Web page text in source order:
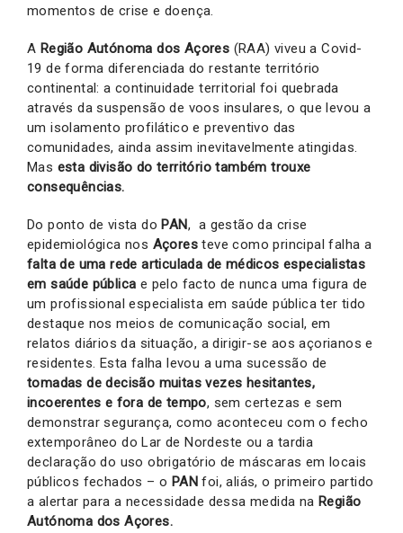
momentos de crise e doença.
A Região Autónoma dos Açores (RAA) viveu a Covid-
19 de forma diferenciada do restante território
continental: a continuidade territorial foi quebrada
através da suspensão de voos insulares, o que levou a
um isolamento profilático e preventivo das
comunidades, ainda assim inevitavelmente atingidas.
Mas esta divisão do território também trouxe
consequências.
Do ponto de vista do PAN, a gestão da crise
epidemiológica nos Açores teve como principal falha a
falta de uma rede articulada de médicos especialistas
em saúde pública e pelo facto de nunca uma figura de
um profissional especialista em saúde pública ter tido
destaque nos meios de comunicação social, em
relatos diários da situação, a dirigir-se aos açorianos e
residentes. Esta falha levou a uma sucessão de
tomadas de decisão muitas vezes hesitantes,
incoerentes e fora de tempo, sem certezas e sem
demonstrar segurança, como aconteceu com o fecho
extemporâneo do Lar de Nordeste ou a tardia
declaração do uso obrigatório de máscaras em locais
públicos fechados – o PAN foi, aliás, o primeiro partido
a alertar para a necessidade dessa medida na Região
Autónoma dos Açores.